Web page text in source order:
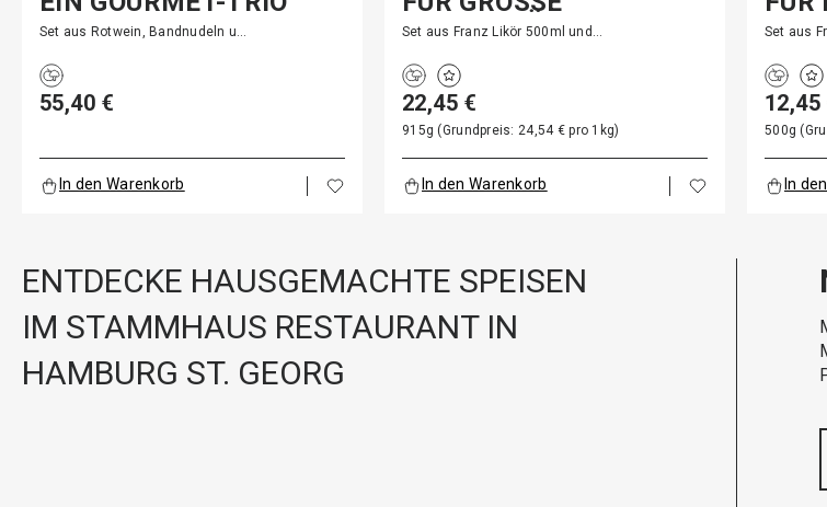
Set aus Rotwein, Bandnudeln u…
55,40 €
In den Warenkorb
RANZBRÖTCHEN…
Set aus Franz Likör 500ml und…
22,45 €
915g (Grundpreis: 24,54 € pro 1kg)
In den Warenkorb
Set aus
12,45
500g
In
ENTDECKE HAUSGEMACHTE SPEISEN
IM STAMMHAUS RESTAURANT IN
HAMBURG ST. GEORG